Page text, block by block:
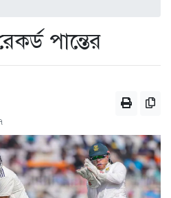
পান্তের